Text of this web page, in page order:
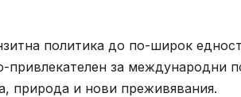
политика до по-широк
привлекателен за международни
природа и нови преживявания.